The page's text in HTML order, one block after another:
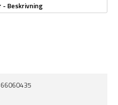
ca 18-25cm
- Beskrivning